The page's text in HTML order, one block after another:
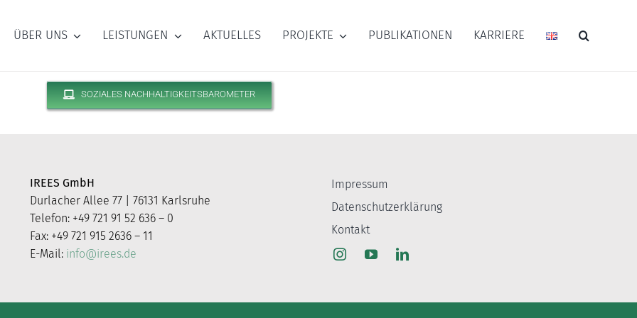
ÜBER UNS LEISTUNGEN AKTUELLES PROJEKTE PUBLIKATIONEN KARRIERE
SOZIALES NACHHALTIGKEITSBAROMETER
IREES GmbH
Durlacher Allee 77 | 76131 Karlsruhe
Telefon: +49 721 91 52 636 – 0
Fax: +49 721 915 2636 – 11
E-Mail: info@irees.de
Impressum
Datenschutzerklärung
Kontakt